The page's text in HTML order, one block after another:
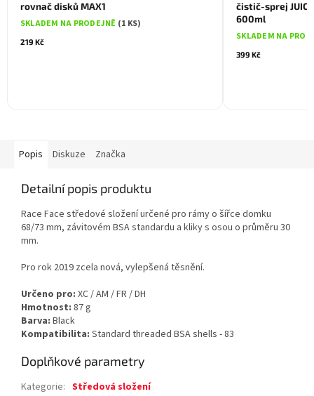
rovnač disků MAX1
SKLADEM NA PRODEJNĚ (1 KS)
219 Kč
čistič-sprej
600ml
SKLADEM NA
399 Kč
Popis Diskuze Značka
Detailní popis produktu
Race Face středové složení určené pro rámy o šířce domku
68/73 mm, závitovém BSA standardu a kliky s osou o průměru 30
mm.
Pro rok 2019 zcela nová, vylepšená těsnění.
Určeno pro: XC / AM / FR / DH
Hmotnost: 87 g
Barva: Black
Kompatibilita: Standard threaded BSA shells - 83
Doplňkové parametry
Kategorie: Středová složení